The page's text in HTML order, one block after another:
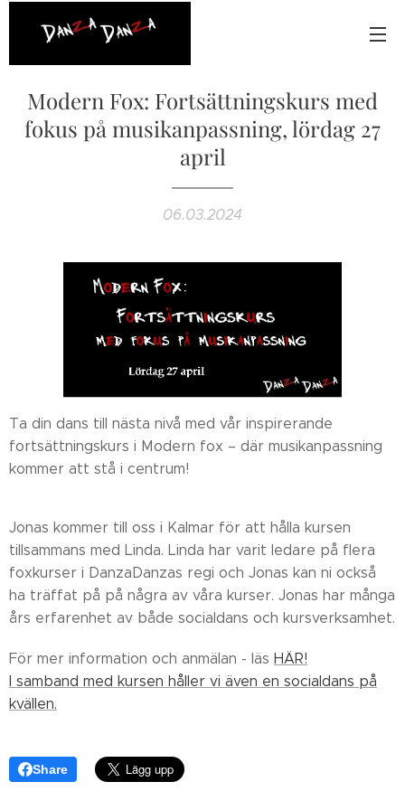
Modern Fox: Fortsättningskurs med
fokus på musikanpassning, lördag 27
april
06.03.2024
Ta din dans till nästa nivå med vår inspirerande
fortsättningskurs i Modern fox – där musikanpassning
kommer att stå i centrum!
Jonas kommer till oss i Kalmar för att hålla kursen
tillsammans med Linda. Linda har varit ledare på flera
foxkurser i DanzaDanzas regi och Jonas kan ni också
ha träffat på på några av våra kurser. Jonas har många
års erfarenhet av både socialdans och kursverksamhet.
För mer information och anmälan - läs HÄR!
I samband med kursen håller vi även en socialdans på
kvällen.
Share